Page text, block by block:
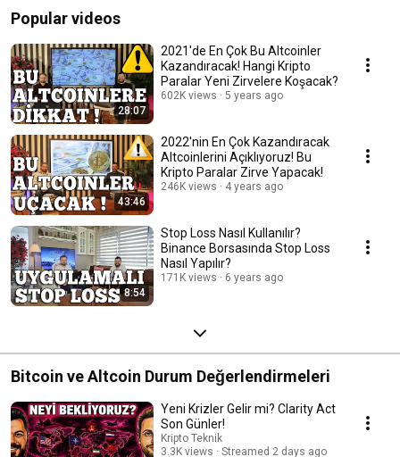
Popular videos
28:07
2021'de En Çok Bu Altcoinler
Kazandıracak! Hangi Kripto
Paralar Yeni Zirvelere Koşacak?
602K views 5 years ago
43:46
2022'nin En Çok Kazandıracak
Altcoinlerini Açıklıyoruz! Bu
Kripto Paralar Zirve Yapacak!
246K views 4 years ago
8:54
Stop Loss Nasıl Kullanılır?
Binance Borsasında Stop Loss
Nasıl Yapılır?
171K views 6 years ago
Bitcoin ve Altcoin Durum Değerlendirmeleri
Yeni Krizler Gelir mi? Clarity Act
Son Günler!
Kripto Teknik
3.3K views
Streamed 2 days ago